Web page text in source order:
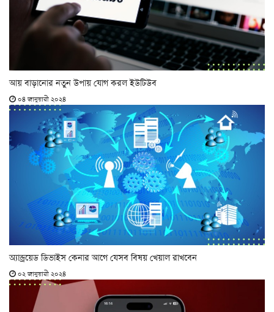
আয় বাড়ানোর নতুন উপায় যোগ করল ইউটিউব
০৪ জানুয়ারী ২০২৪
অ্যান্ড্রয়েড ডিভাইস কেনার আগে যেসব বিষয় খেয়াল রাখবেন
০২ জানুয়ারী ২০২৪